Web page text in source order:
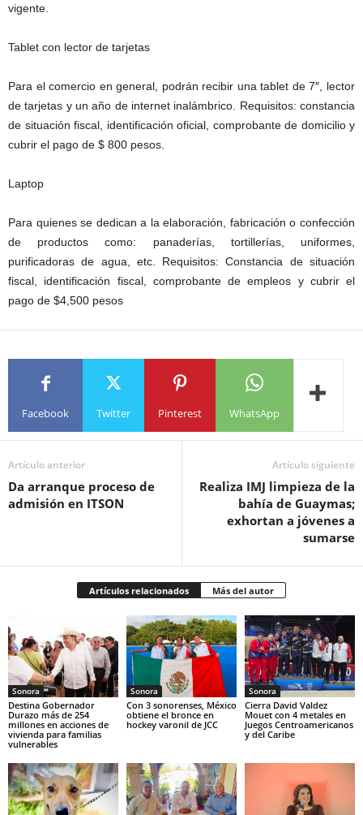
vigente.
Tablet con lector de tarjetas
Para el comercio en general, podrán recibir una tablet de 7″, lector
de tarjetas y un año de internet inalámbrico. Requisitos: constancia
de situación fiscal, identificación oficial, comprobante de domicilio y
cubrir el pago de $ 800 pesos.
Laptop
Para quienes se dedican a la elaboración, fabricación o confección
de productos como: panaderías, tortillerías, uniformes,
purificadoras de agua, etc. Requisitos: Constancia de situación
fiscal, identificación fiscal, comprobante de empleos y cubrir el
pago de $4,500 pesos
Facebook Twitter Pinterest WhatsApp
Artículo anterior
Da arranque proceso de
admisión en ITSON
Artículo siguiente
Realiza IMJ limpieza de la
bahía de Guaymas;
exhortan a jóvenes a
sumarse
Artículos relacionados Más del autor
Sonora
Destina Gobernador
Durazo más de 254
millones en acciones de
vivienda para familias
vulnerables
Sonora
Con 3 sonorenses, México
obtiene el bronce en
hockey varonil de JCC
Sonora
Cierra David Valdez
Mouet con 4 metales en
Juegos Centroamericanos
y del Caribe